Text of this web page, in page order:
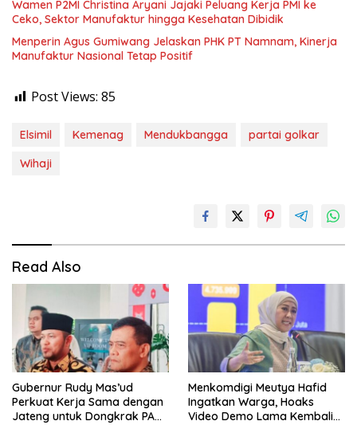
Wamen P2MI Christina Aryani Jajaki Peluang Kerja PMI ke
Ceko, Sektor Manufaktur hingga Kesehatan Dibidik
Menperin Agus Gumiwang Jelaskan PHK PT Namnam, Kinerja
Manufaktur Nasional Tetap Positif
Post Views: 85
Elsimil Kemenag Mendukbangga
partai golkar
Wihaji
Read Also
Gubernur Rudy Mas’ud
Perkuat Kerja Sama dengan
Jateng untuk Dongkrak PAD
Menkomdigi Meutya Hafid
Ingatkan Warga, Hoaks
Video Demo Lama Kembali